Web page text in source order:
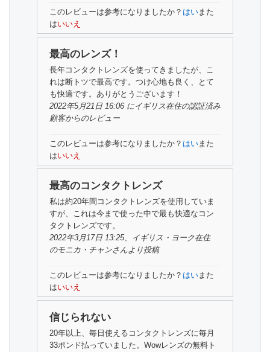
このレビューは参考になりましたか？ はいまた
はいいえ
最高のレンズ！
長年コンタクトレンズを使ってきましたが、こ
れは断トツで最高です。つけ心地も良く、とて
も快適です。ありがとうございます！
2022年5月21日 16:06 にイギリス在住の認証済み
顧客からのレビュー
このレビューは参考になりましたか？ はいまた
はいいえ
最高のコンタクトレンズ
私は約20年間コンタクトレンズを使用していま
すが、これは今まで使った中で最も快適なコン
タクトレンズです。
2022年3月17日 13:25、イギリス・ヨーク在住
のモニカ・チャンさんより投稿
このレビューは参考になりましたか？ はいまた
はいいえ
信じられない
20年以上、毎日使えるコンタクトレンズに毎月
33ポンド払っていました。Wowレンズの無料ト